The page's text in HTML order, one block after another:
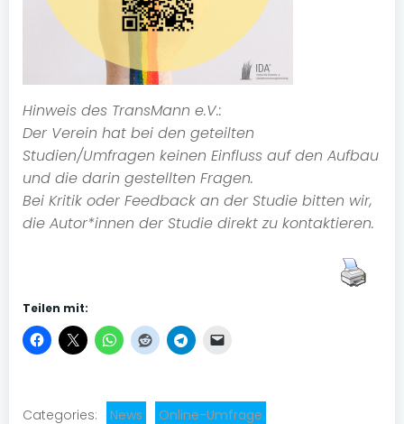
Hinweis des TransMann e.V.:
Der Verein hat bei den geteilten
Studien/Umfragen keinen Einfluss auf den Aufbau
und die darin gestellten Fragen.
Bei Kritik oder Feedback an der Studie bitten wir,
die Autor*innen der Studie direkt zu kontaktieren.
Teilen mit:
Categories: News Online-Umfrage